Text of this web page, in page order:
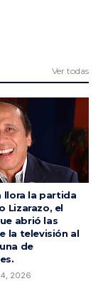
Ver todas
llora la partida
Lizarazo, el
abrió las
la televisión al
de
2026